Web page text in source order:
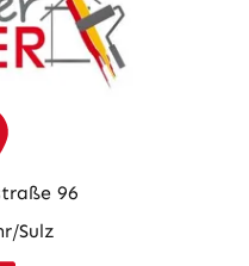
96
Sulz